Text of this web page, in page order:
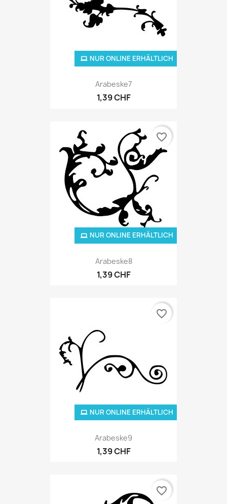
Arabeske7
1,39 CHF
NUR ONLINE ERHÄLTLICH
Arabeske8
1,39 CHF
NUR ONLINE ERHÄLTLICH
favorite_border
Arabeske9
1,39 CHF
NUR ONLINE ERHÄLTLICH
favorite_border
favorite_border